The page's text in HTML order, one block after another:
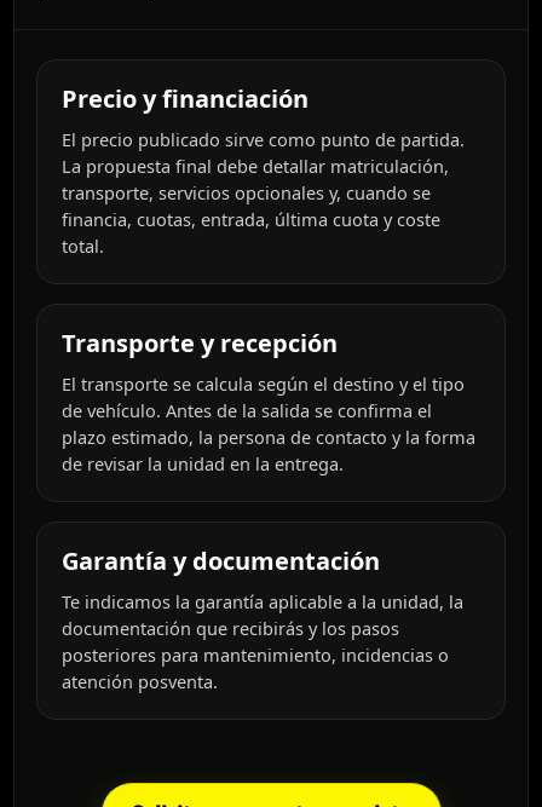
Precio y financiación
El precio publicado sirve como punto de partida.
La propuesta final debe detallar matriculación,
transporte, servicios opcionales y, cuando se
financia, cuotas, entrada, última cuota y coste
total.
Transporte y recepción
El transporte se calcula según el destino y el tipo
de vehículo. Antes de la salida se confirma el
plazo estimado, la persona de contacto y la forma
de revisar la unidad en la entrega.
Garantía y documentación
Te indicamos la garantía aplicable a la unidad, la
documentación que recibirás y los pasos
posteriores para mantenimiento, incidencias o
atención posventa.